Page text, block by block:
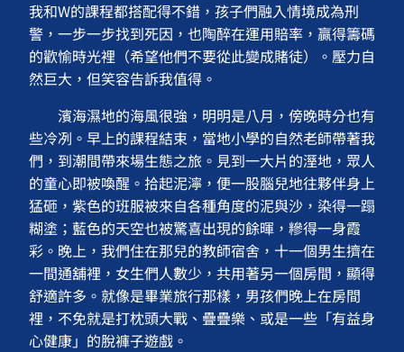
我和W的課程都搭配得不錯，孩子們融入情境成為刑
警，一步一步找到死因，也陶醉在運用賠率，贏得籌碼
的歡愉時光裡（希望他們不要從此變成賭徒）。壓力自
然巨大，但笑容告訴我值得。
濱海濕地的海風很強，明明是八月，傍晚時分也有
些冷冽。早上的課程結束，當地小學的自然老師帶著我
們，到潮間帶來場生態之旅。見到一大片的溼地，眾人
的童心即被喚醒。拾起泥濘，便一股腦兒地往夥伴身上
猛砸，紫色的班服被來自各種角度的泥與沙，染得一蹋
糊塗；藍色的天空也被驚喜出現的餘暉，糝得一身霞
彩。晚上，我們住在那兒的教師宿舍，十一個男生擠在
一間通舖裡，女生們人數少，共用著另一個房間，顯得
舒適許多。就像是畢業旅行那樣，男孩們晚上在房間
裡，不免就是打枕頭大戰、疊疊樂、或是一些「有益身
心健康」的脫褲子遊戲。